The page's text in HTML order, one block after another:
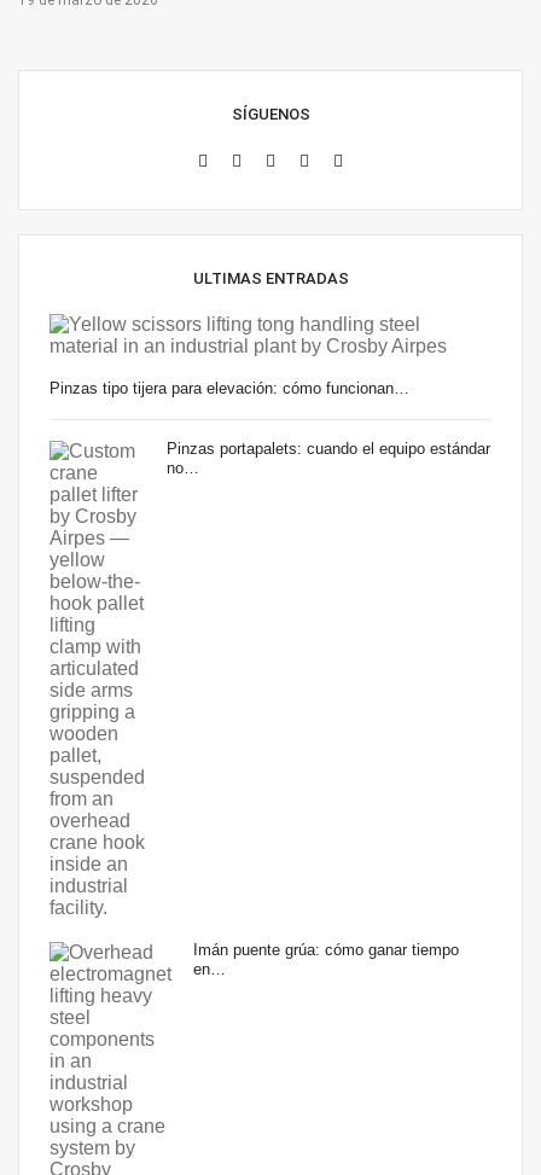
SÍGUENOS
ULTIMAS ENTRADAS
Pinzas tipo tijera para elevación: cómo funcionan…
Pinzas portapalets: cuando el equipo estándar
no…
Imán puente grúa: cómo ganar tiempo
en…